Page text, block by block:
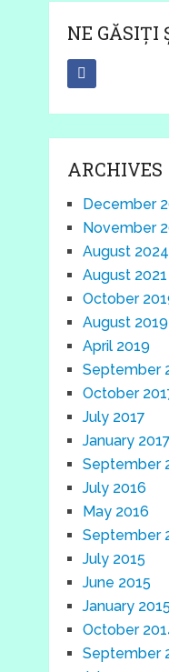
NE GĂSIȚI
ARCHIVES
December
November
August 2024
August 2021
October
August 2019
April 2019
September
October
July 2017
January 2017
September
July 2016
May 2016
September
July 2015
June 2015
January 2015
October
September